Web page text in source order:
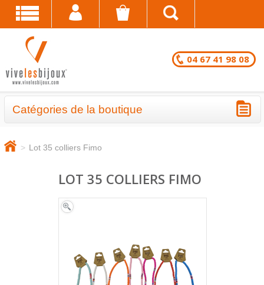
04 67 41 98 08
Catégories de la boutique
DESTOCKAGE
COLLIERS - LOTS EN DESTOCKAGE
CHAÎNES DE CHEVILLE
COLLIERS EN LOT
> Lot 35 colliers Fimo
LOT 35 COLLIERS FIMO